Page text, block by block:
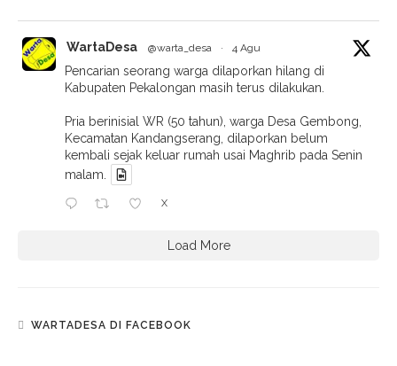
WartaDesa @warta_desa · 4 Agu
Pencarian seorang warga dilaporkan hilang di
Kabupaten Pekalongan masih terus dilakukan.
Pria berinisial WR (50 tahun), warga Desa Gembong,
Kecamatan Kandangserang, dilaporkan belum
kembali sejak keluar rumah usai Maghrib pada Senin
malam.
X
Load More
WARTADESA DI FACEBOOK